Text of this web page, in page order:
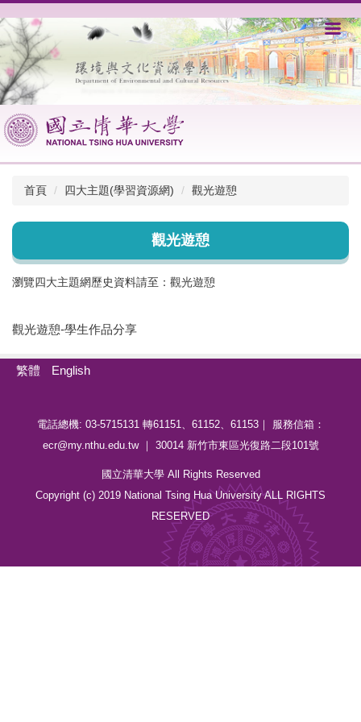
到
主
要
內
容
區
首頁 四大主題(學習資源網) 觀光遊憩
觀光遊憩
瀏覽四大主題網歷史資料請至： 觀光遊憩
觀光遊憩-學生作品分享
繁體 English
電話總機: 03-5715131 轉61151、61152、61153｜ 服務信箱：
ecr@my.nthu.edu.tw ｜ 30014 新竹市東區光復路二段101號
國立清華大學 All Rights Reserved
Copyright (c) 2019 National Tsing Hua University ALL RIGHTS
RESERVED